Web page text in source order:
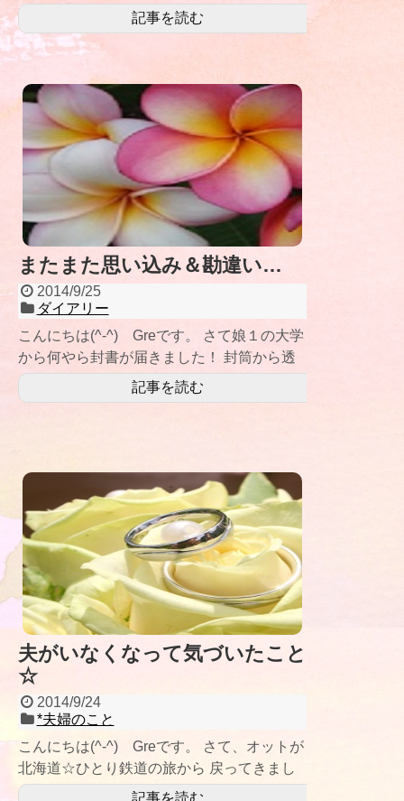
だか以前よりのびのびとして見えるの
記事を読む
またまた思い込み＆勘違い…
2014/9/25
ダイアリー
こんにちは(^-^) Greです。 さて娘１の大学
から何やら封書が届きました！ 封筒から透
けて見える文字… 「学園祭のお知
記事を読む
夫がいなくなって気づいたこと
☆
2014/9/24
*夫婦のこと
こんにちは(^-^) Greです。 さて、オットが
北海道☆ひとり鉄道の旅から 戻ってきまし
た♡ ５日間フルに鉄道に乗り
記事を読む